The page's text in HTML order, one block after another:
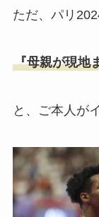
ただ、パリ
『母親が現地
と、ご本人が